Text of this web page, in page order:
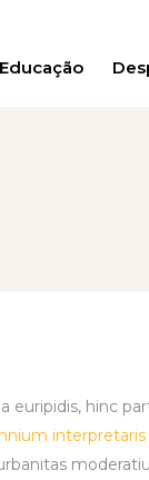
Educação
hinc